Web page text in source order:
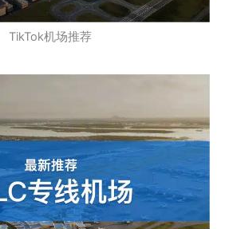
TikTok机场推荐